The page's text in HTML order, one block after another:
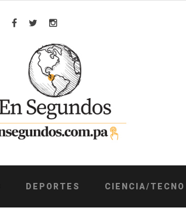
Facebook
TwitterInstagram
DEPORTES CIENCIA/TECNO